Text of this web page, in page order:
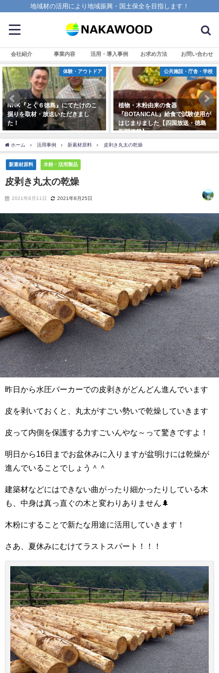
地域材の活用により地域振興・国土保全を目指します！
会社紹介 事業内容 活用・導入事例 お求め方法 お問い合わせ
体験・アウトドア
NHK『とく６徳島』にてたけのこ
掘りを取材・放送いただきまし
た！
公共施設・庁舎・学校
植物・木粉由来の食器
『BOTANICAL』給食で試験使用が
はじまりました【四国放送・徳島
新聞掲載】
2023年11月9日
ホーム 活用事例 新素材原料 皮剥き丸太の乾燥
新素材原料 木粉・活用製品
皮剥き丸太の乾燥
2021年8月11日 2021年8月25日
昨日から水圧バーカーでの皮剥きがどんどん進んでいます
皮を剥いておくと、丸太がすごい勢いで乾燥していきます
皮って内側を保護する力すごいんやな～って驚きですよ！
明日から16日までお盆休みに入りますが盆明けには乾燥が
進んでいることでしょう＾＾
建築材などにはできない曲がったり細かったりしている木
も、中身は真っ直ぐの木と変わりありません🌲
木粉にすることで新たな用途に活用していきます！
さあ、夏休みにむけてラストスパート！！！